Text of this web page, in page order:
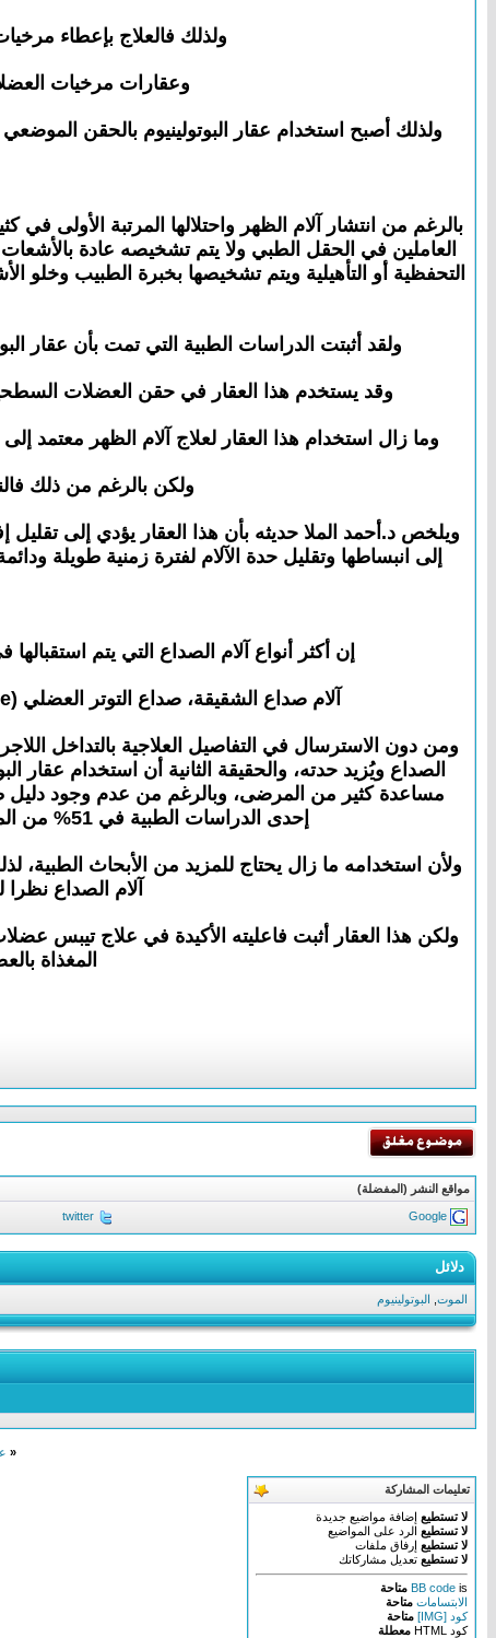
ولذلك فالعلاج بإعطاء
وعقارات مرخيات
ولذلك أصبح استخدام عقار البوتولينيوم بالحقن
بالرغم من انتشار آلام الظهر واحتلالها المرتبة الأولى
العاملين في الحقل الطبي ولا يتم تشخيصه عادة بالأشعات
التحفظية أو التأهيلية ويتم تشخيصها بخبرة الطبيب
ولقد أثبتت الدراسات الطبية التي تمت بأن عقار
وقد يستخدم هذا العقار في حقن العضلات
وما زال استخدام هذا العقار لعلاج آلام الظهر معتمد
ولكن بالرغم من ذلك
ويلخص د.أحمد الملا حديثه بأن هذا العقار يؤدي إلى تقليل
إلى انبساطها وتقليل حدة الآلام لفترة زمنية طويلة
إن أكثر أنواع آلام الصداع التي يتم
آلام صداع الشقيقة، صداع التوتر العضلي (Tension type)، الصداع العنقودي (Cluster headache) ، الصداع العنقي (Cervicogenic headache).
ومن دون الاسترسال في التفاصيل العلاجية بالتداخل
الصداع ويُزيد حدته، والحقيقة الثانية أن استخدام
مساعدة كثير من المرضى، وبالرغم من عدم وجود دليل
إحدى الدراسات الطبية في 51% من المرضى لمدة قد تصل إلى أربعة أشهر، ولكن وجد أنه قد يتسبب في ارتخاء مؤقت للحواجب والجفون.
ولأن استخدامه ما زال يحتاج للمزيد من الأبحاث
آلام الصداع
ولكن هذا العقار أثبت فاعليته الأكيدة في علاج تيبس
المغذاة
مواقع النشر (المفضلة)
Google
twitter
دلائل
الموت البوتولينيوم
«
تعليمات المشاركة
لا تستطيع إضافة مواضيع جديدة
لا تستطيع الرد على المواضيع
لا تستطيع إرفاق ملفات
لا تستطيع تعديل مشاركاتك
BB code is
متاحة
الابتسامات متاحة
كود [IMG]
متاحة
كود HTML
معطلة